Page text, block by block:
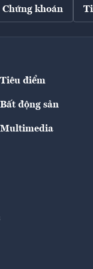
Chứng khoán
Tiêu điểm
Bất động sản
Multimedia